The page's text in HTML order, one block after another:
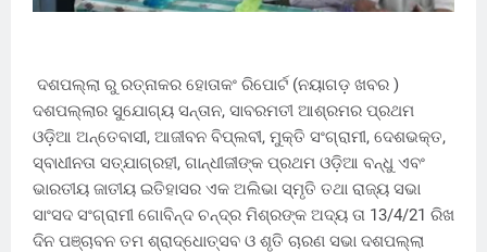
ଦଶପଲ୍ଲା ରୁ ରତ୍ନାକର ହୋତାକଂ ରିପୋର୍ଟ (ନୟାଗଡ଼ ଖବର )
ଦଶପଲ୍ଲାର ସୁଯୋଗ୍ୟ ସନ୍ତାନ, ସାବରମତୀ ଆଶ୍ରମର ପ୍ରଥମ
ଓଡ଼ିଆ ଅନ୍ତେବାସୀ, ଆଜୀବନ ବିପ୍ଲବୀ, ମୁକ୍ତି ସଂଗ୍ରାମୀ, ଦେଶଭକ୍ତ,
ସ୍ବାଧୀନତା ସତ୍ଯାଗ୍ରହୀ, ଗାନ୍ଧୀଜୀଙ୍କ ପ୍ରଥମ ଓଡ଼ିଆ ବନ୍ଧୁ ଏବଂ
ଭାରତୀୟ ଜାତୀୟ ଇତିହାସର ଏକ ଅଲିଭା ସ୍ମୃତି ତଥା ରାଜ୍ୟ ସଭା
ସାଂସଦ ସଂଗ୍ରାମୀ ଗୋବିନ୍ଦ ଚନ୍ଦ୍ର ମିଶ୍ରଙ୍କ ଅଦ୍ୟ ତା 13/4/21 ରିଖ
ଦିନ ପଞ୍ଚାବନ ତମ ଶ୍ରାଦ୍ଧୋତ୍ସବ ଓ ଶୃତି ଚାରଣ ସଭା ଦଶପଲ୍ଲା